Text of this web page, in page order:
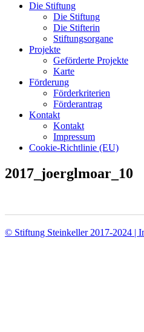
Die Stiftung
Die Stiftung
Die Stifterin
Stiftungsorgane
Projekte
Geförderte Projekte
Karte
Förderung
Förderkriterien
Förderantrag
Kontakt
Kontakt
Impressum
Cookie-Richtlinie (EU)
2017_joerglmoar_10
© Stiftung Steinkeller 2017-2024 |